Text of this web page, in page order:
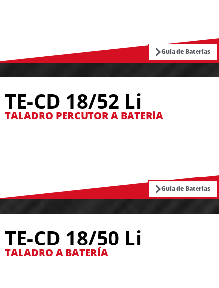
Guía de Baterías
TE-CD 18/52 Li
TALADRO PERCUTOR A BATERÍA
Guía de Baterías
TE-CD 18/50 Li
TALADRO A BATERÍA